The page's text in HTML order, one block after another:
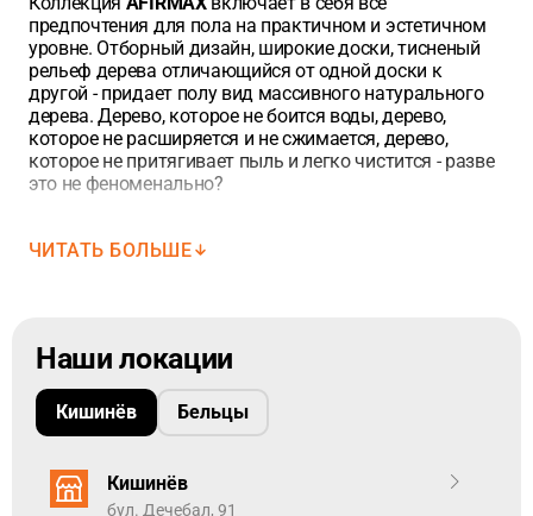
прочитать ниже, в описании товара.
Виниловая плитка SPC из коллекции AFIRMAX имеет размеры
1,22m*0,18m. Площадь планки составляет — 0,22m2
В упаковке 10 планок (общий метраж упаковки — 2,196 m 2
Добавьте необходимый метраж в корзину.Оператор
свяжется с Вами и откорректирует точное количество
напольного покрытия необходимого Вам.
предпочтения для пола на практичном и эстетичном
уровне. Отборный дизайн, широкие доски, тисненый
рельеф дерева отличающийся от одной доски к
другой - придает полу вид массивного натурального
дерева. Дерево, которое не боится воды, дерево,
которое не расширяется и не сжимается, дерево,
которое не притягивает пыль и легко чистится - разве
это не феноменально?
Декоративный слой
HD Mineral Core – основа из смеси минералов и
полимеров
Преимущества Arbiton HD Mineral Core:
Красивый, натуральный внешний вид
- очень точная
имитация красивейших видов древесины. Нежная
ЧИТАТЬ БОЛЬШЕ
Наши локации
Кишинёв Бельцы
Кишинёв
бул. Дечебал, 91